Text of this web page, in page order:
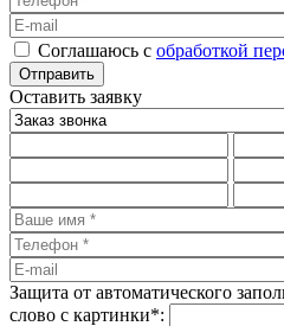
Соглашаюсь с обработкой
Оставить заявку
Защита от автоматического
слово с картинки*: